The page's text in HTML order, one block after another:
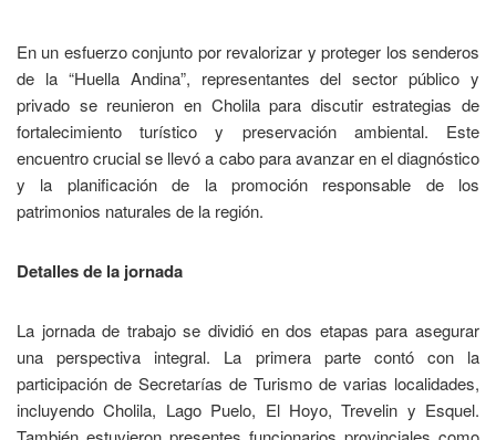
En un esfuerzo conjunto por revalorizar y proteger los senderos
de la “Huella Andina”, representantes del sector público y
privado se reunieron en Cholila para discutir estrategias de
fortalecimiento turístico y preservación ambiental. Este
encuentro crucial se llevó a cabo para avanzar en el diagnóstico
y la planificación de la promoción responsable de los
patrimonios naturales de la región.
Detalles de la jornada
La jornada de trabajo se dividió en dos etapas para asegurar
una perspectiva integral. La primera parte contó con la
participación de Secretarías de Turismo de varias localidades,
incluyendo Cholila, Lago Puelo, El Hoyo, Trevelin y Esquel.